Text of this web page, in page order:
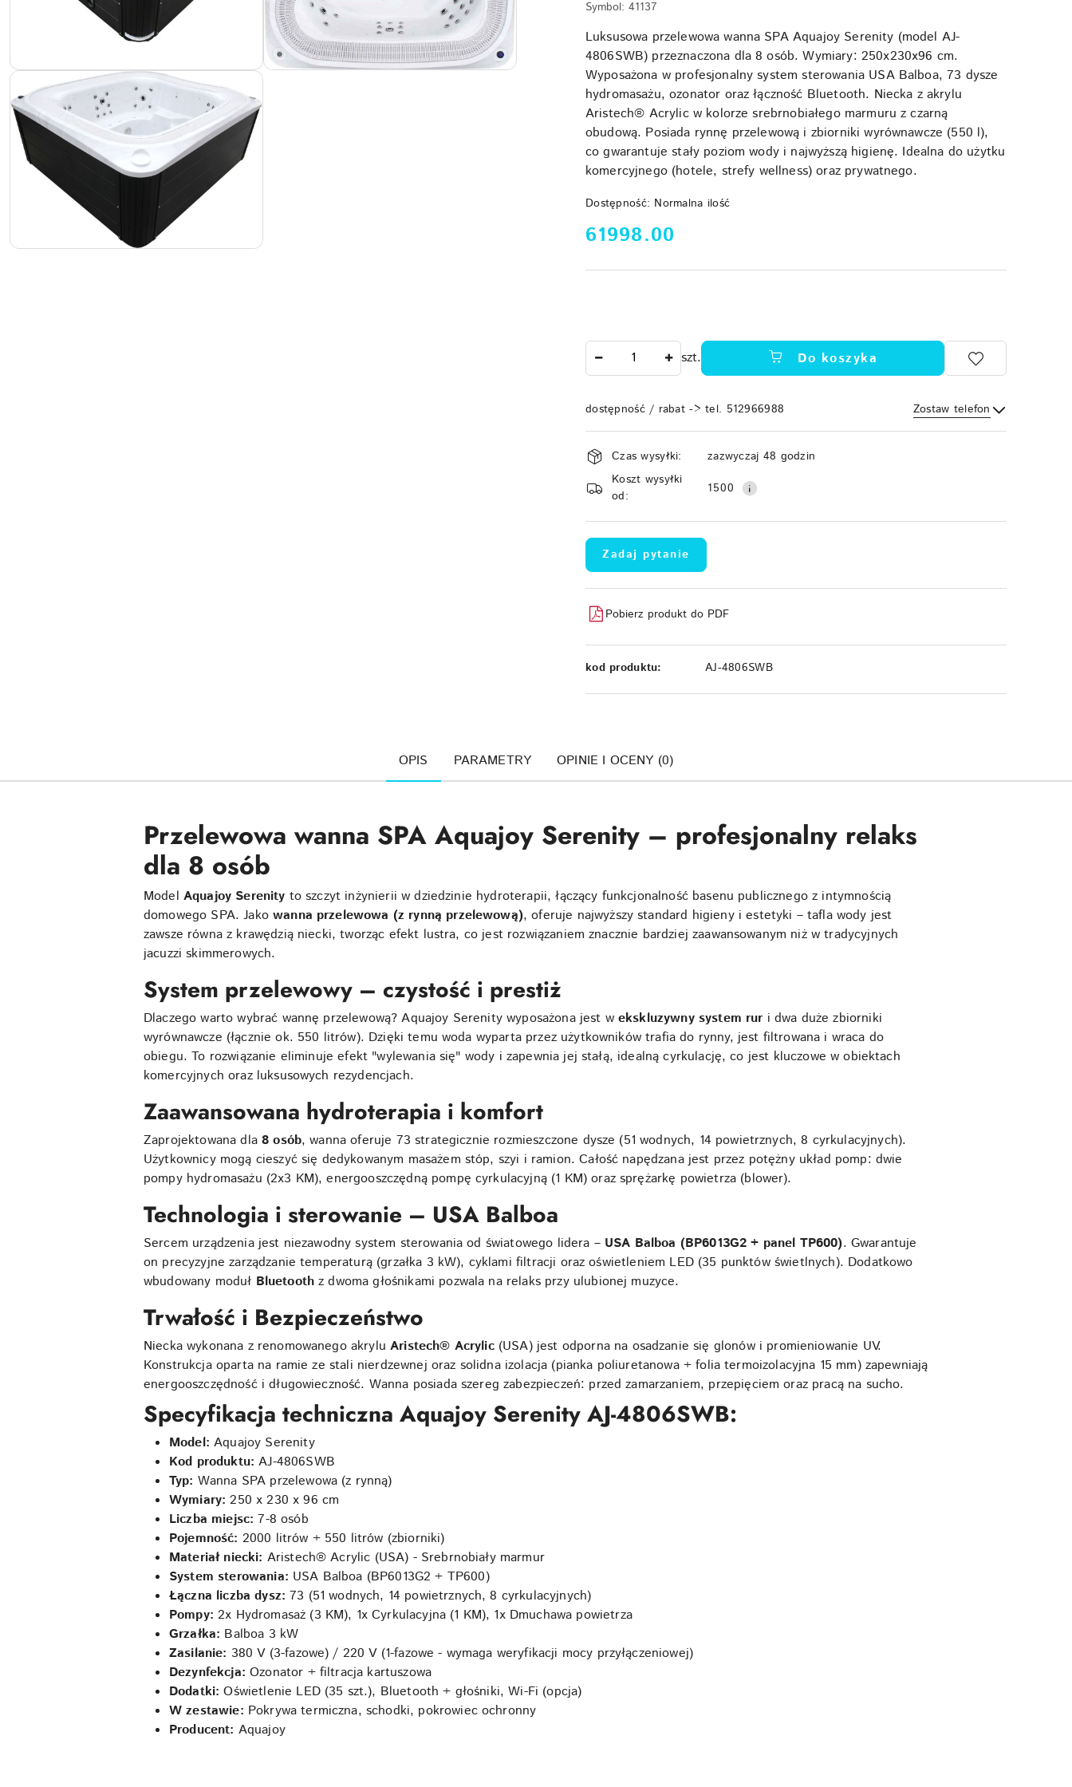
Symbol: 41137
Luksusowa przelewowa wanna SPA Aquajoy Serenity (model AJ-
4806SWB) przeznaczona dla 8 osób. Wymiary: 250x230x96 cm.
Wyposażona w profesjonalny system sterowania USA Balboa, 73 dysze
hydromasażu, ozonator oraz łączność Bluetooth. Niecka z akrylu
Aristech® Acrylic w kolorze srebrnobiałego marmuru z czarną
obudową. Posiada rynnę przelewową i zbiorniki wyrównawcze (550 l),
co gwarantuje stały poziom wody i najwyższą higienę. Idealna do użytku
komercyjnego (hotele, strefy wellness) oraz prywatnego.
Dostępność: Normalna ilość
cena:
61998.00
szt. Do koszyka
dostępność / rabat -> tel. 512966988 Zostaw telefon
Wyślij
Dostępność
i
dostawa
Czas wysyłki:
zazwyczaj 48 godzin
Koszt wysyłki
od:
1500
Zadaj pytanie
Pobierz produkt do PDF
kod produktu: AJ-4806SWB
OPIS PARAMETRY OPINIE I OCENY (0)
Przelewowa wanna SPA Aquajoy Serenity – profesjonalny relaks
dla 8 osób
Model Aquajoy Serenity to szczyt inżynierii w dziedzinie hydroterapii, łączący funkcjonalność basenu publicznego z intymnością
domowego SPA. Jakowanna przelewowa (z rynną przelewową), oferuje najwyższy standard higieny i estetyki – tafla wody jest
zawsze równa z krawędzią niecki, tworząc efekt lustra, co jest rozwiązaniem znacznie bardziej zaawansowanym niż w tradycyjnych
jacuzzi skimmerowych.
System przelewowy – czystość i prestiż
Dlaczego warto wybrać wannę przelewową? Aquajoy Serenity wyposażona jest w ekskluzywny system rur i dwa duże zbiorniki
wyrównawcze (łącznie ok. 550 litrów). Dzięki temu woda wyparta przez użytkowników trafia do rynny, jest filtrowana i wraca do
obiegu. To rozwiązanie eliminuje efekt "wylewania się" wody i zapewnia jej stałą, idealną cyrkulację, co jest kluczowe w obiektach
komercyjnych oraz luksusowych rezydencjach.
Zaawansowana hydroterapia i komfort
Zaprojektowana dla8 osób, wanna oferuje 73 strategicznie rozmieszczone dysze (51 wodnych, 14 powietrznych, 8 cyrkulacyjnych).
Użytkownicy mogą cieszyć się dedykowanym masażem stóp, szyi i ramion. Całość napędzana jest przez potężny układ pomp: dwie
pompy hydromasażu (2x3 KM), energooszczędną pompę cyrkulacyjną (1 KM) oraz sprężarkę powietrza (blower).
Technologia i sterowanie – USA Balboa
Sercem urządzenia jest niezawodny system sterowania od światowego lidera – USA Balboa (BP6013G2 + panel TP600). Gwarantuje
on precyzyjne zarządzanie temperaturą (grzałka 3 kW), cyklami filtracji oraz oświetleniem LED (35 punktów świetlnych). Dodatkowo
wbudowany moduł Bluetooth z dwoma głośnikami pozwala na relaks przy ulubionej muzyce.
Trwałość i Bezpieczeństwo
Niecka wykonana z renomowanego akryluAristech® Acrylic(USA) jest odporna na osadzanie się glonów i promieniowanie UV.
Konstrukcja oparta na ramie ze stali nierdzewnej oraz solidna izolacja (pianka poliuretanowa + folia termoizolacyjna 15 mm) zapewniają
energooszczędność i długowieczność. Wanna posiada szereg zabezpieczeń: przed zamarzaniem, przepięciem oraz pracą na sucho.
Specyfikacja techniczna Aquajoy Serenity AJ-4806SWB:
Model: Aquajoy Serenity
Kod produktu: AJ-4806SWB
Typ: Wanna SPA przelewowa (z rynną)
Wymiary: 250 x 230 x 96 cm
Liczba miejsc: 7-8 osób
Pojemność: 2000 litrów + 550 litrów (zbiorniki)
Materiał niecki: Aristech® Acrylic (USA) - Srebrnobiały marmur
System sterowania: USA Balboa (BP6013G2 + TP600)
Łączna liczba dysz: 73 (51 wodnych, 14 powietrznych, 8 cyrkulacyjnych)
Pompy: 2x Hydromasaż (3 KM), 1x Cyrkulacyjna (1 KM), 1x Dmuchawa powietrza
Grzałka: Balboa 3 kW
Zasilanie: 380 V (3-fazowe) / 220 V (1-fazowe - wymaga weryfikacji mocy przyłączeniowej)
Dezynfekcja: Ozonator + filtracja kartuszowa
Dodatki: Oświetlenie LED (35 szt.), Bluetooth + głośniki, Wi-Fi (opcja)
W zestawie: Pokrywa termiczna, schodki, pokrowiec ochronny
Producent: Aquajoy